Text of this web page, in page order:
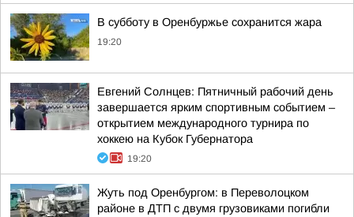
В субботу в Оренбуржье сохранится жара
19:20
Евгений Солнцев: Пятничный рабочий день
завершается ярким спортивным событием –
открытием международного турнира по
хоккею на Кубок Губернатора
19:20
Жуть под Оренбургом: в Переволоцком
районе в ДТП с двумя грузовиками погибли